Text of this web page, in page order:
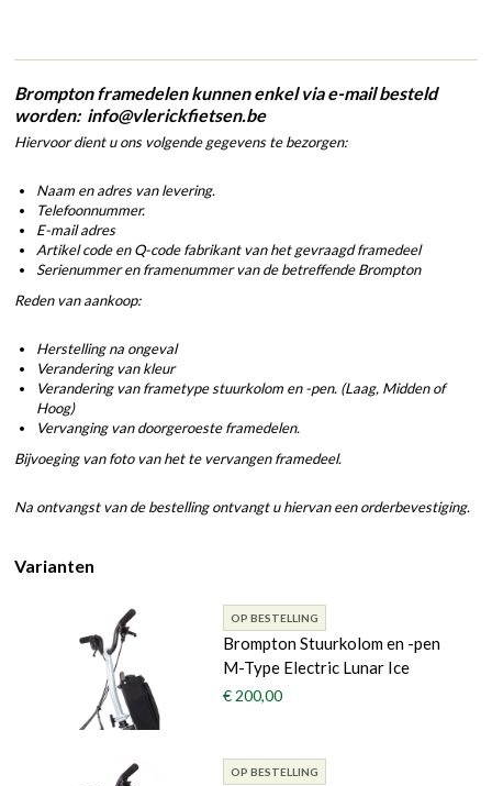
Brompton framedelen kunnen enkel via e-mail besteld
worden: info@vlerickfietsen.be
Hiervoor dient u ons volgende gegevens te bezorgen:
Naam en adres van levering.
Telefoonnummer.
E-mail adres
Artikel code en Q-code fabrikant van het gevraagd framedeel
Serienummer en framenummer van de betreffende Brompton
Reden van aankoop:
Herstelling na ongeval
Verandering van kleur
Verandering van frametype stuurkolom en -pen. (Laag, Midden of
Hoog)
Vervanging van doorgeroeste framedelen.
Bijvoeging van foto van het te vervangen framedeel.
Na ontvangst van de bestelling ontvangt u hiervan een orderbevestiging.
Varianten
OP BESTELLING
Brompton Stuurkolom en -pen
M-Type Electric Lunar Ice
€ 200,00
OP BESTELLING